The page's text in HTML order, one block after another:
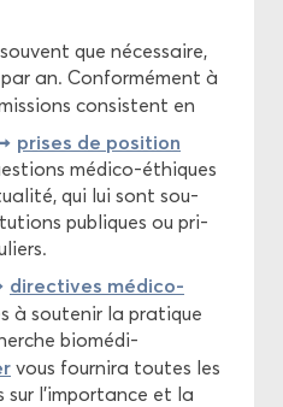
d'Éthique
que né­ces­saire,
an. Confor­mé­ment à
consistent en
prises de po­si­tion
médico-​éthiques
qui lui sont sou­
pu­bliques ou pri­
di­rec­tives médico-​
à sou­te­nir la pra­tique
bio­mé­di­
vous four­ni­ra toutes les
l’im­por­tance et la